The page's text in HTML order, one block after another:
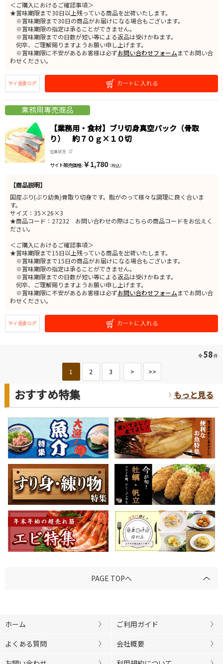
＜ご購入におけるご確認事項＞
★賞味期限まで30日以上残っている商品を出荷いたします。
※賞味期限まで30日の商品がお届けになる場合もございます。
※賞味期限の指定は承ることができません。
※賞味期限までの日数が短い等による返品は受けかねます。
何卒、ご理解賜りますようお願い申し上げます。
※賞味期限に不安があるお客様は必ずお問い合わせフォームまでお問い合
わせください。
【業務用・食材】ブリ切身真空パック（骨取
り） 約７０ｇ×１０切
在庫状況 : 17
サイト販売価格 : ￥1,780（税込）
【商品説明】
国産ぶり(ぶり幼魚)骨取り切身です。脂がのって様々な調理に良く合いま
す。
サイズ：35×26×3
★商品コード：27232 お問い合わせの際はこちらの商品コードをお伝えく
ださい。
＜ご購入におけるご確認事項＞
★賞味期限まで15日以上残っている商品を出荷いたします。
※賞味期限まで15日の商品がお届けになる場合もございます。
※賞味期限の指定は承ることができません。
※賞味期限までの日数が短い等による返品は受けかねます。
何卒、ご理解賜りますようお願い申し上げます。
※賞味期限に不安があるお客様は必ずお問い合わせフォームまでお問い合
わせください。
全58件
1 2 3 > >>
おすすめ特集 もっと見る
PAGE TOPへ
ホーム
ご利用ガイド
よくある質問
会社概要